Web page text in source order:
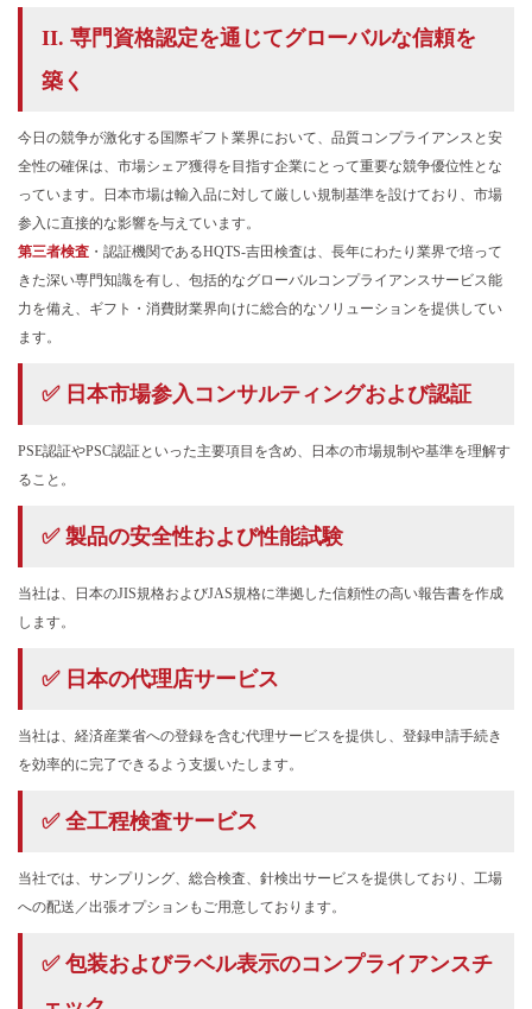
II. 専門資格認定を通じてグローバルな信頼を
築く
今日の競争が激化する国際ギフト業界において、品質コンプライアンスと安
全性の確保は、市場シェア獲得を目指す企業にとって重要な競争優位性とな
っています。日本市場は輸入品に対して厳しい規制基準を設けており、市場
参入に直接的な影響を与えています。
第三者検査 ・認証機関であるHQTS-吉田検査は、長年にわたり業界で培って
きた深い専門知識を有し、包括的なグローバルコンプライアンスサービス能
力を備え、ギフト・消費財業界向けに総合的なソリューションを提供してい
ます。
✅ 日本市場参入コンサルティングおよび認証
PSE認証やPSC認証といった主要項目を含め、日本の市場規制や基準を理解す
ること。
✅ 製品の安全性および性能試験
当社は、日本のJIS規格およびJAS規格に準拠した信頼性の高い報告書を作成
します。
✅ 日本の代理店サービス
当社は、経済産業省への登録を含む代理サービスを提供し、登録申請手続き
を効率的に完了できるよう支援いたします。
✅ 全工程検査サービス
当社では、サンプリング、総合検査、針検出サービスを提供しており、工場
への配送／出張オプションもご用意しております。
✅ 包装およびラベル表示のコンプライアンスチ